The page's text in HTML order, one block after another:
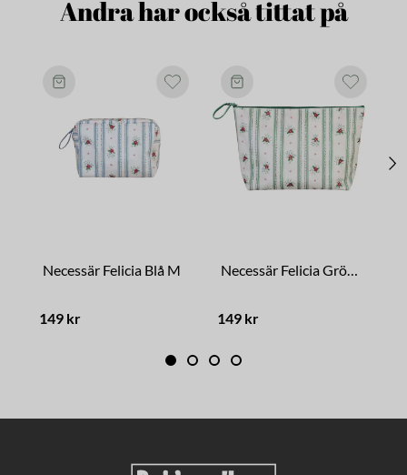
Andra har också tittat på
Necessär Felicia Blå M
149 kr
Necessär Felicia Grön L
149 kr